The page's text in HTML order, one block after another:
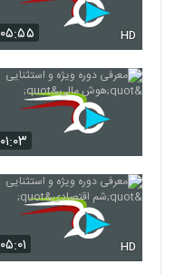
۰۵:۵۵ HD
۰۱:۰۳
۰۵:۰۱ HD